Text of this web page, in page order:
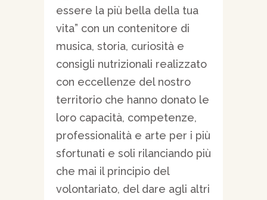
essere la più bella della tua
vita” con un contenitore di
musica, storia, curiosità e
consigli nutrizionali realizzato
con eccellenze del nostro
territorio che hanno donato le
loro capacità, competenze,
professionalità e arte per i più
sfortunati e soli rilanciando più
che mai il principio del
volontariato, del dare agli altri